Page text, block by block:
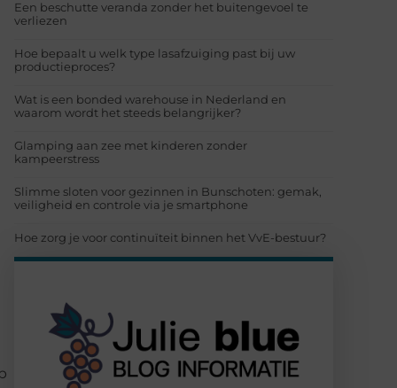
Een beschutte veranda zonder het buitengevoel te
verliezen
Hoe bepaalt u welk type lasafzuiging past bij uw
productieproces?
Wat is een bonded warehouse in Nederland en
waarom wordt het steeds belangrijker?
Glamping aan zee met kinderen zonder
kampeerstress
Slimme sloten voor gezinnen in Bunschoten: gemak,
veiligheid en controle via je smartphone
Hoe zorg je voor continuïteit binnen het VvE-bestuur?